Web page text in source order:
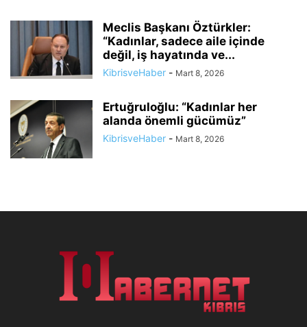
Meclis Başkanı Öztürkler:
“Kadınlar, sadece aile içinde
değil, iş hayatında ve...
KibrisveHaber - Mart 8, 2026
Ertuğruloğlu: “Kadınlar her
alanda önemli gücümüz”
KibrisveHaber - Mart 8, 2026